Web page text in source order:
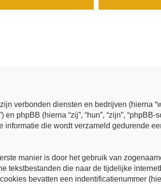
verbonden diensten en bedrijven (hierna
phpBB (hierna “zij”, “hun”, “zijn”, “phpBB-
informatie die wordt verzameld gedurende
manier is door het gebruik van
tekstbestanden die naar de tijdelijke
bevatten een indentificatienummer